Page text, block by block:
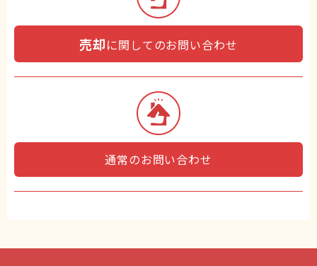
売却に関してのお問い合わせ
通常のお問い合わせ